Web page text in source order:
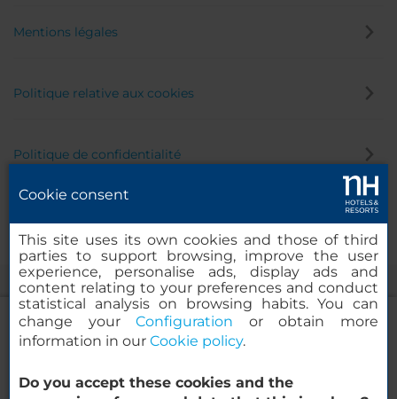
NH Collection Buenos Aires Crillon
Mentions légales
Politique relative aux cookies
Politique de confidentialité
© 2000-2026 MINOR HOTELS EUROPE & AMERICAS Santa Engracia
Cookie consent
This site uses its own cookies and those of third
parties to support browsing, improve the user
experience, personalise ads, display ads and
content relating to your preferences and conduct
statistical analysis on browsing habits. You can
change yourConfiguration or obtain more
information in our Cookie policy.
Do you accept these cookies and the